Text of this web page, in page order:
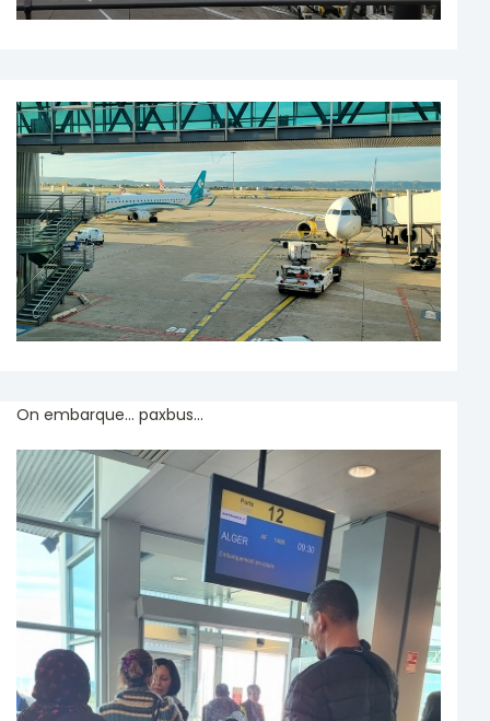
On embarque... paxbus...